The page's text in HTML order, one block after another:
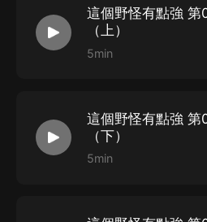
這個野怪有點強 第
（上）
5min
這個野怪有點強 第
（下）
5min